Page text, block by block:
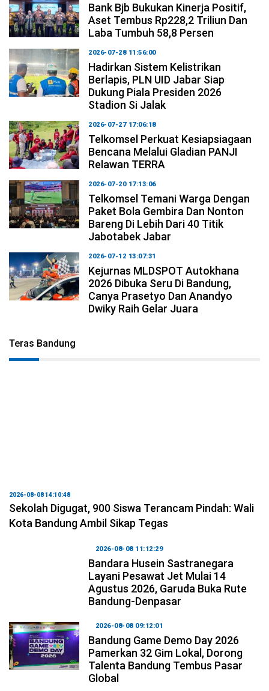
Bank Bjb Bukukan Kinerja Positif,
Aset Tembus Rp228,2 Triliun Dan
Laba Tumbuh 58,8 Persen
2026-07-28 11:56:00
Hadirkan Sistem Kelistrikan
Berlapis, PLN UID Jabar Siap
Dukung Piala Presiden 2026
Stadion Si Jalak
2026-07-27 17:06:18
Telkomsel Perkuat Kesiapsiagaan
Bencana Melalui Gladian PANJI
Relawan TERRA
2026-07-20 17:13:06
Telkomsel Temani Warga Dengan
Paket Bola Gembira Dan Nonton
Bareng Di Lebih Dari 40 Titik
Jabotabek Jabar
2026-07-12 13:07:31
Kejurnas MLDSPOT Autokhana
2026 Dibuka Seru Di Bandung,
Canya Prasetyo Dan Anandyo
Dwiky Raih Gelar Juara
Teras Bandung
2026-08-08 14:10:48
Sekolah Digugat, 900 Siswa Terancam Pindah: Wali
Kota Bandung Ambil Sikap Tegas
2026-08-08 11:12:29
Bandara Husein Sastranegara
Layani Pesawat Jet Mulai 14
Agustus 2026, Garuda Buka Rute
Bandung-Denpasar
2026-08-08 09:12:01
Bandung Game Demo Day 2026
Pamerkan 32 Gim Lokal, Dorong
Talenta Bandung Tembus Pasar
Global